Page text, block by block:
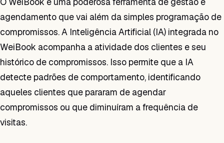
agendamento que vai além da simples programação de
compromissos. A Inteligência Artificial (IA) integrada no
WeiBook acompanha a atividade dos clientes e seu
histórico de compromissos. Isso permite que a IA
detecte padrões de comportamento, identificando
aqueles clientes que pararam de agendar
compromissos ou que diminuíram a frequência de
visitas.